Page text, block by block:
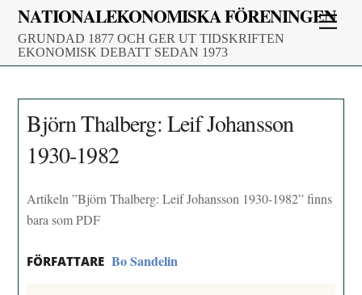
Skip
content
NATIONALEKONOMISKA FÖRENINGEN
GRUNDAD 1877 OCH GER UT TIDSKRIFTEN
EKONOMISK DEBATT SEDAN 1973
Björn Thalberg: Leif Johansson
1930-1982
Artikeln ”Björn Thalberg: Leif Johansson 1930-1982” finns
bara som PDF
FÖRFATTARE Bo Sandelin